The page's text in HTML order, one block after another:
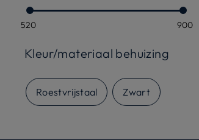
520 900
Kleur/materiaal behuizing
Roestvrijstaal Zwart